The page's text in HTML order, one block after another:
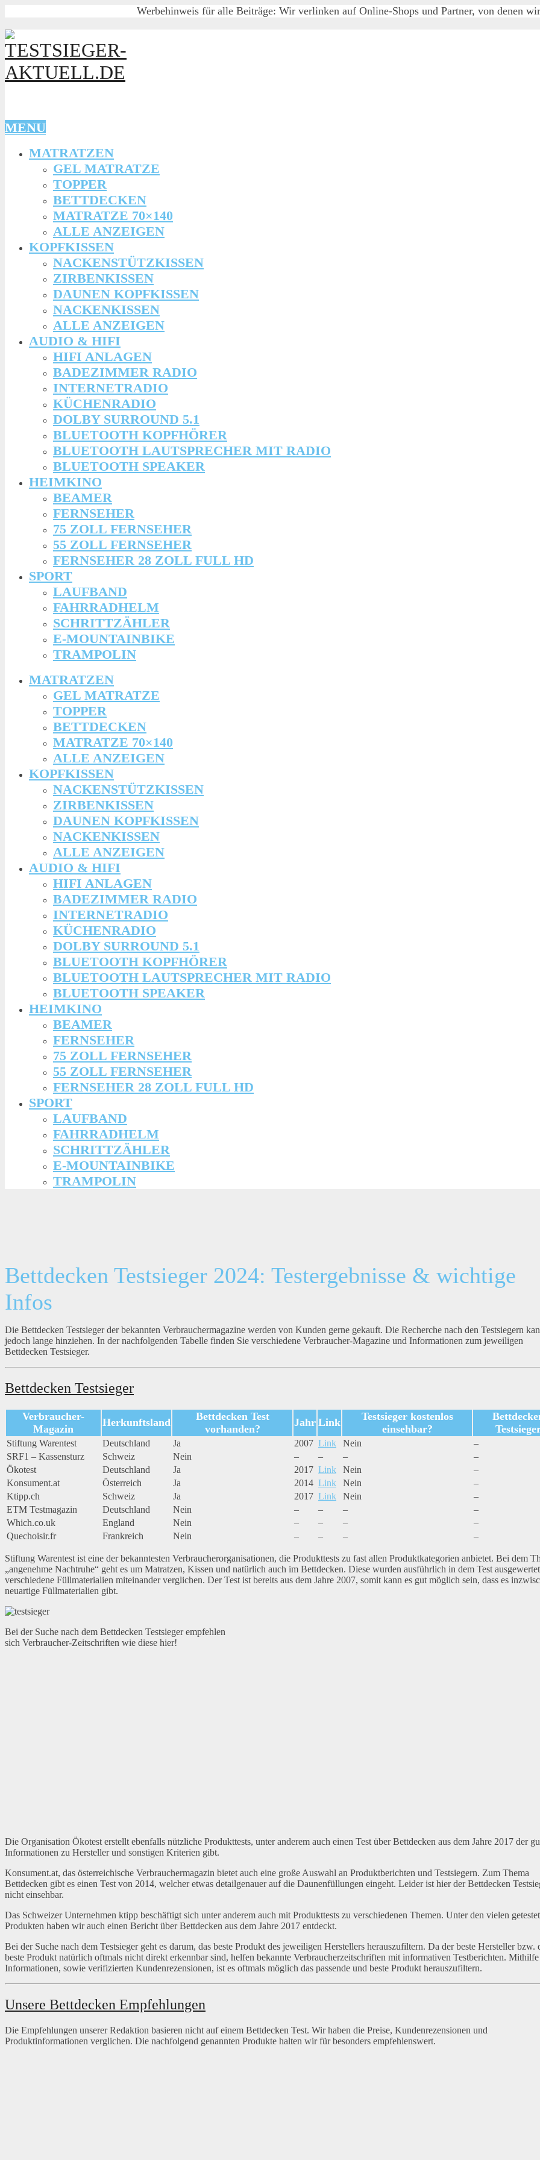
Werbehinweis für alle Beiträge: Wir verlinken auf Online-Shops und Partner, von denen
MENU
MATRATZEN
GEL MATRATZE
TOPPER
BETTDECKEN
MATRATZE 70×140
ALLE ANZEIGEN
KOPFKISSEN
NACKENSTÜTZKISSEN
ZIRBENKISSEN
DAUNEN KOPFKISSEN
NACKENKISSEN
ALLE ANZEIGEN
AUDIO & HIFI
HIFI ANLAGEN
BADEZIMMER RADIO
INTERNETRADIO
KÜCHENRADIO
DOLBY SURROUND 5.1
BLUETOOTH KOPFHÖRER
BLUETOOTH LAUTSPRECHER MIT RADIO
BLUETOOTH SPEAKER
HEIMKINO
BEAMER
FERNSEHER
75 ZOLL FERNSEHER
55 ZOLL FERNSEHER
FERNSEHER 28 ZOLL FULL HD
SPORT
LAUFBAND
FAHRRADHELM
SCHRITTZÄHLER
E-MOUNTAINBIKE
TRAMPOLIN
MATRATZEN
GEL MATRATZE
TOPPER
BETTDECKEN
MATRATZE 70×140
ALLE ANZEIGEN
KOPFKISSEN
NACKENSTÜTZKISSEN
ZIRBENKISSEN
DAUNEN KOPFKISSEN
NACKENKISSEN
ALLE ANZEIGEN
AUDIO & HIFI
HIFI ANLAGEN
BADEZIMMER RADIO
INTERNETRADIO
KÜCHENRADIO
DOLBY SURROUND 5.1
BLUETOOTH KOPFHÖRER
BLUETOOTH LAUTSPRECHER MIT RADIO
BLUETOOTH SPEAKER
HEIMKINO
BEAMER
FERNSEHER
75 ZOLL FERNSEHER
55 ZOLL FERNSEHER
FERNSEHER 28 ZOLL FULL HD
SPORT
LAUFBAND
FAHRRADHELM
SCHRITTZÄHLER
E-MOUNTAINBIKE
TRAMPOLIN
Bettdecken Testsieger 2024: Testergebnisse & wichtige
Infos
Die Bettdecken Testsieger der bekannten Verbrauchermagazine werden von Kunden gerne gekauft. Die Recherche nach den Testsiegern
jedoch lange hinziehen. In der nachfolgenden Tabelle finden Sie verschiedene Verbraucher-Magazine und Informationen zum jeweiligen
Bettdecken Testsieger.
Bettdecken Testsieger
Verbraucher-
Magazin
Herkunftsland
Bettdecken Test
vorhanden?
Jahr Link
Testsieger kostenlos
einsehbar?
Stiftung Warentest Deutschland Ja 2007 Link Nein
–
SRF1 – Kassensturz
Schweiz Nein – – –
–
Ökotest
Deutschland Ja 2017 Link Nein
–
Konsument.at
Österreich Ja 2014 Link Nein
–
Ktipp.ch
Schweiz Ja 2017 Link Nein
–
ETM Testmagazin
Deutschland Nein – – –
–
Which.co.uk
England Nein – – –
–
Quechoisir.fr
Frankreich Nein – – – –
Stiftung Warentest ist eine der bekanntesten Verbraucherorganisationen, die Produkttests zu fast allen Produktkategorien anbietet. Bei dem
„angenehme Nachtruhe“ geht es um Matratzen, Kissen und natürlich auch im Bettdecken. Diese wurden ausführlich in dem Test
verschiedene Füllmaterialien miteinander verglichen. Der Test ist bereits aus dem Jahre 2007, somit kann es gut möglich sein, dass es
neuartige Füllmaterialien gibt.
Bei der Suche nach dem Bettdecken Testsieger empfehlen
sich Verbraucher-Zeitschriften wie diese hier!
Die Organisation Ökotest erstellt ebenfalls nützliche Produkttests, unter anderem auch einen Test über Bettdecken aus dem Jahre 2017 der
Informationen zu Hersteller und sonstigen Kriterien gibt.
Konsument.at, das österreichische Verbrauchermagazin bietet auch eine große Auswahl an Produktberichten und Testsiegern. Zum Thema
Bettdecken gibt es einen Test von 2014, welcher etwas detailgenauer auf die Daunenfüllungen eingeht. Leider ist hier der Bettdecken
nicht einsehbar.
Das Schweizer Unternehmen ktipp beschäftigt sich unter anderem auch mit Produkttests zu verschiedenen Themen. Unter den vielen
Produkten haben wir auch einen Bericht über Bettdecken aus dem Jahre 2017 entdeckt.
Bei der Suche nach dem Testsieger geht es darum, das beste Produkt des jeweiligen Herstellers herauszufiltern. Da der beste Hersteller bzw.
beste Produkt natürlich oftmals nicht direkt erkennbar sind, helfen bekannte Verbraucherzeitschriften mit informativen Testberichten. Mithilfe
Informationen, sowie verifizierten Kundenrezensionen, ist es oftmals möglich das passende und beste Produkt herauszufiltern.
Unsere Bettdecken Empfehlungen
Die Empfehlungen unserer Redaktion basieren nicht auf einem Bettdecken Test. Wir haben die Preise, Kundenrezensionen und
Produktinformationen verglichen. Die nachfolgend genannten Produkte halten wir für besonders empfehlenswert.